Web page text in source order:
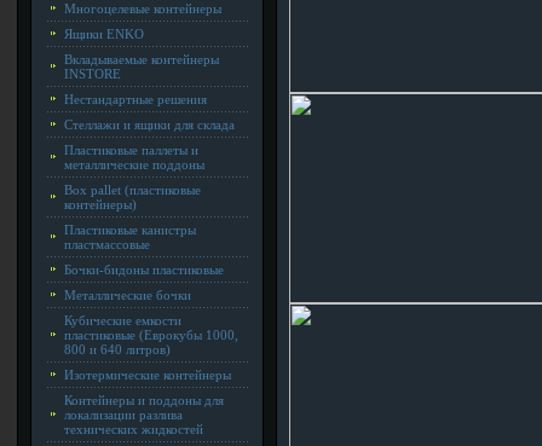
Многоцелевые контейнеры
Ящики ENKO
Вкладываемые контейнеры
INSTORE
Нестандартные решения
Стеллажи и ящики для склада
Пластиковые паллеты и
металлические поддоны
Box pallet (пластиковые
контейнеры)
Пластиковые канистры
пластмассовые
Бочки-бидоны пластиковые
Металлические бочки
Кубические емкости
пластиковые (Еврокубы 1000,
800 и 640 литров)
Изотермические контейнеры
Контейнеры и поддоны для
локализации разлива
технических жидкостей